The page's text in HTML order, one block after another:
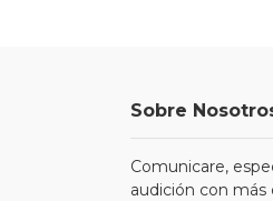
Sobre
Comunicare,
audición con más